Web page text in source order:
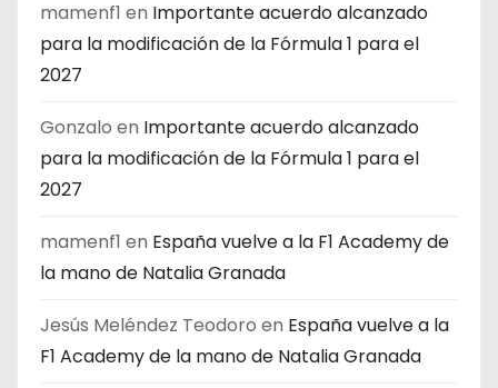
mamenf1 en Importante acuerdo alcanzado
para la modificación de la Fórmula 1 para el
2027
Gonzalo en Importante acuerdo alcanzado
para la modificación de la Fórmula 1 para el
2027
mamenf1 en España vuelve a la F1 Academy de
la mano de Natalia Granada
Jesús Meléndez Teodoro en España vuelve a la
F1 Academy de la mano de Natalia Granada